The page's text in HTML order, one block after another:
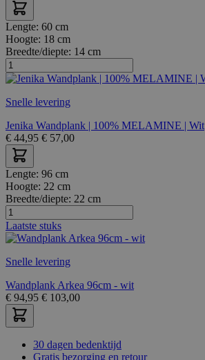
Lengte: 60 cm
Hoogte: 18 cm
Breedte/diepte: 14 cm
Snelle levering
Jenika Wandplank | 100% MELAMINE | Wit
€ 44,95 € 57,00
Lengte: 96 cm
Hoogte: 22 cm
Breedte/diepte: 22 cm
Laatste stuks
Snelle levering
Wandplank Arkea 96cm - wit
€ 94,95 € 103,00
30 dagen bedenktijd
Gratis bezorging en retour